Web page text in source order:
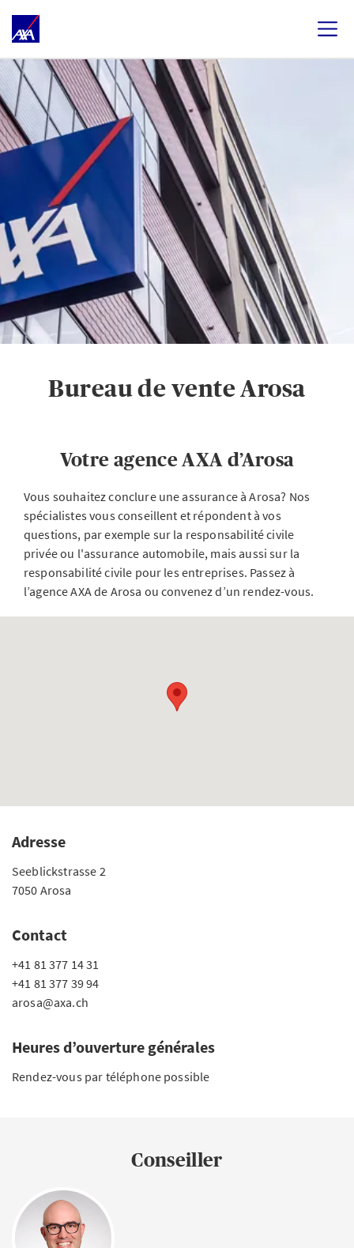
Bureau de vente Arosa
Votre agence AXA d’Arosa
Vous souhaitez conclure une assurance à Arosa? Nos
spécialistes vous conseillent et répondent à vos
questions, par exemple sur la responsabilité civile
privée ou l'assurance automobile, mais aussi sur la
responsabilité civile pour les entreprises. Passez à
l’agence AXA de Arosa ou convenez d’un rendez-vous.
Adresse
Seeblickstrasse 2
7050 Arosa
Contact
+41 81 377 14 31
+41 81 377 39 94
arosa@axa.ch
Heures d’ouverture générales
Rendez-vous par téléphone possible
Conseiller